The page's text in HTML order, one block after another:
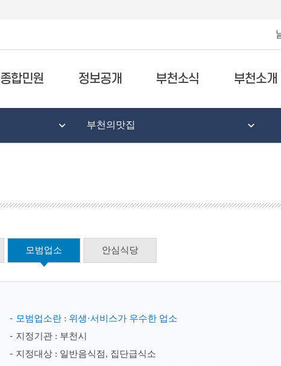
종합민원 정보공개 부천소식 부천소개
부천의맛집
모범업소 안심식당
모범업소란 : 위생·서비스가 우수한 업소
지정기관 : 부천시
지정대상 : 일반음식점, 집단급식소